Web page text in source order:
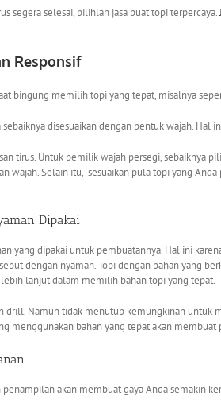
segera selesai, pilihlah jasa buat topi terpercaya.
Responsif
bingung memilih topi yang tepat, misalnya
disesuaikan dengan bentuk wajah. Hal
tirus. Untuk pemilik wajah persegi, sebaiknya
wajah. Selain itu, sesuaikan pula topi yang
Dipakai
yang dipakai untuk pembuatannya. Hal ini
dengan nyaman. Topi dengan bahan yang
lanjut dalam memilih bahan topi yang tepat.
Namun tidak menutup kemungkinan untuk
menggunakan bahan yang tepat akan
akan membuat gaya Anda semakin